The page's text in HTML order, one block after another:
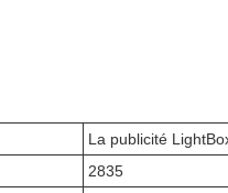
La publicité
2835